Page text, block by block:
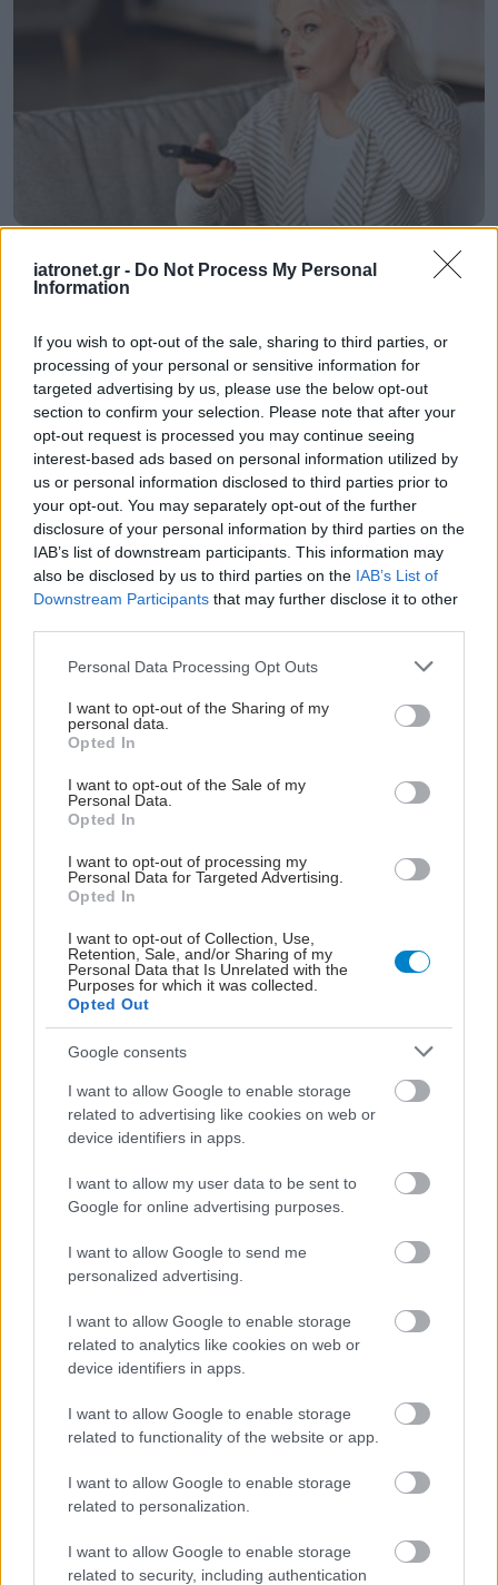
iatronet.gr - Do Not Process My Personal
Information
If you wish to opt-out of the sale, sharing to third parties, or
processing of your personal or sensitive information for
targeted advertising by us, please use the below opt-out
section to confirm your selection. Please note that after your
opt-out request is processed you may continue seeing
interest-based ads based on personal information utilized by
us or personal information disclosed to third parties prior to
your opt-out. You may separately opt-out of the further
disclosure of your personal information by third parties on the
IAB’s list of downstream participants. This information may
also be disclosed by us to third parties on the IAB’s List of
Downstream Participants that may further disclose it to other
Please note that this website/app uses one or more Google
not limited to your visit or usage behaviour. You may click to
grant or deny consent to Google and its third-party tags to
use your data for below specified purposes in below Google
consent section.
Personal Data Processing Opt Outs
I want to opt-out of the Sharing of my
personal data.
Opted In
I want to opt-out of the Sale of my
Personal Data.
Opted In
I want to opt-out of processing my
Personal Data for Targeted Advertising.
Opted In
I want to opt-out of Collection, Use,
Retention, Sale, and/or Sharing of my
Personal Data that Is Unrelated with the
Purposes for which it was collected.
Opted Out
Google consents
I want to allow Google to enable storage
related to advertising like cookies on web or
device identifiers in apps.
I want to allow my user data to be sent to
Google for online advertising purposes.
I want to allow Google to send me
personalized advertising.
I want to allow Google to enable storage
related to analytics like cookies on web or
device identifiers in apps.
I want to allow Google to enable storage
related to functionality of the website or app.
I want to allow Google to enable storage
related to personalization.
I want to allow Google to enable storage
related to security, including authentication
Οι αλλαγές στο σώμα που θεωρούνται φυσιολογικές
με το πέρασμα του χρόνου
Η αποφυγή 3 παραγόντων κινδύνου στη μέση ηλικία
προσθέτει 13 χρόνια χωρίς άνοια [μελέτη]
έναντι του περπατήματος [μελέτη]
Η ανθρώπινη πλευρά της ρομποτικής χειρουργικής-
Παρακολουθώντας το στρες των χειρουργών στο
Ακολουθήστε το iatronet.gr